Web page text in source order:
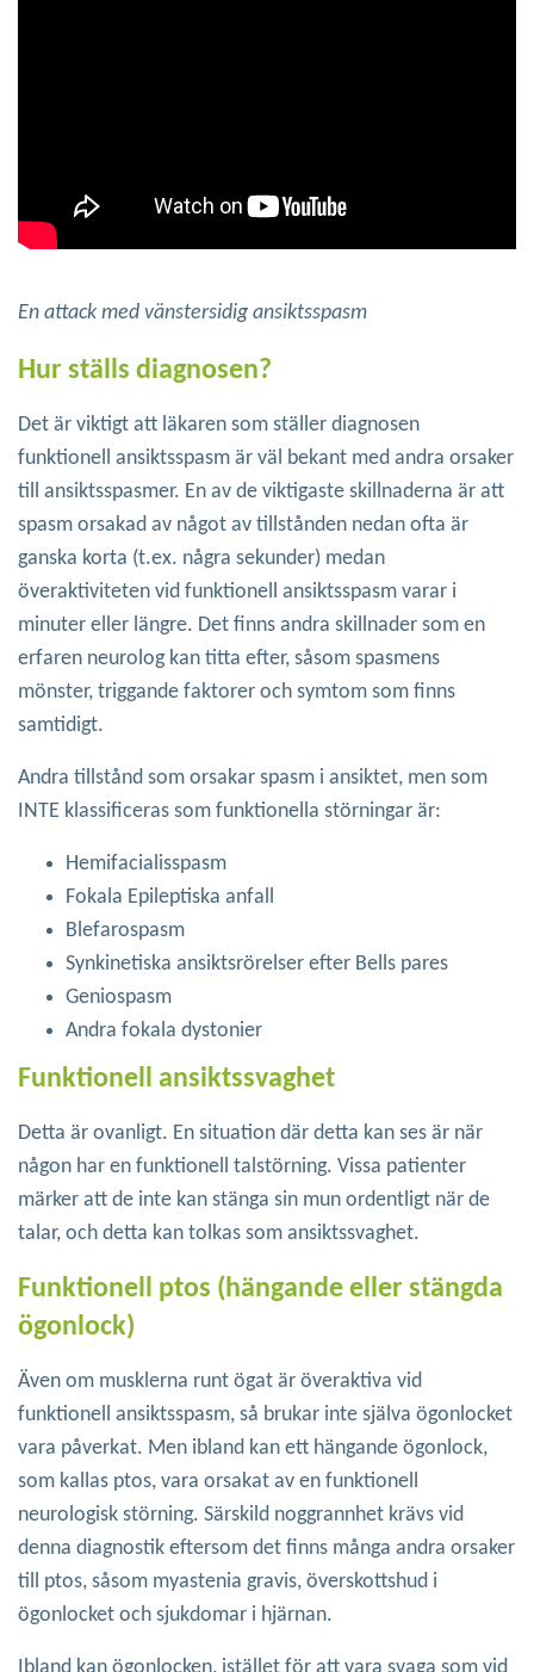
En attack med vänstersidig ansiktsspasm
Hur ställs diagnosen?
Det är viktigt att läkaren som ställer diagnosen
funktionell ansiktsspasm är väl bekant med andra orsaker
till ansiktsspasmer. En av de viktigaste skillnaderna är att
spasm orsakad av något av tillstånden nedan ofta är
ganska korta (t.ex. några sekunder) medan
överaktiviteten vid funktionell ansiktsspasm varar i
minuter eller längre. Det finns andra skillnader som en
erfaren neurolog kan titta efter, såsom spasmens
mönster, triggande faktorer och symtom som finns
samtidigt.
Andra tillstånd som orsakar spasm i ansiktet, men som
INTE klassificeras som funktionella störningar är:
Hemifacialisspasm
Fokala Epileptiska anfall
Blefarospasm
Synkinetiska ansiktsrörelser efter Bells pares
Geniospasm
Andra fokala dystonier
Funktionell ansiktssvaghet
Detta är ovanligt. En situation där detta kan ses är när
någon har en funktionell talstörning. Vissa patienter
märker att de inte kan stänga sin mun ordentligt när de
talar, och detta kan tolkas som ansiktssvaghet.
Funktionell ptos (hängande eller stängda
ögonlock)
Även om musklerna runt ögat är överaktiva vid
funktionell ansiktsspasm, så brukar inte själva ögonlocket
vara påverkat. Men ibland kan ett hängande ögonlock,
som kallas ptos, vara orsakat av en funktionell
neurologisk störning. Särskild noggrannhet krävs vid
denna diagnostik eftersom det finns många andra orsaker
till ptos, såsom myastenia gravis, överskottshud i
ögonlocket och sjukdomar i hjärnan.